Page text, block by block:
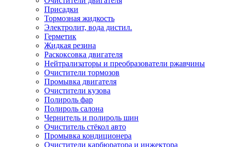
Присадки
Тормозная жидкость
Электролит, вода дистил.
Герметик
Жидкая резина
Раскоксовка двигателя
Нейтрализаторы и преобразователи ржавчины
Очистители тормозов
Промывка двигателя
Очистители кузова
Полироль фар
Полироль салона
Чернитель и полироль шин
Очиститель стёкол авто
Промывка кондиционера
Очистители карбюратора и инжектора